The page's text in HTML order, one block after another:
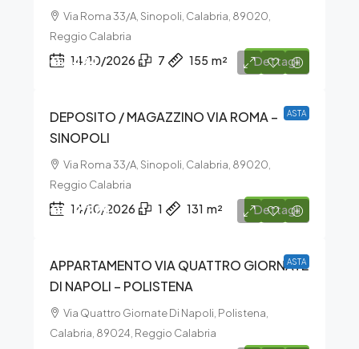
Via Roma 33/A, Sinopoli, Calabria, 89020,
Reggio Calabria
14/10/2026 7 155 m² Dettagli
ASTA
€7.424
DEPOSITO / MAGAZZINO VIA ROMA –
SINOPOLI
Via Roma 33/A, Sinopoli, Calabria, 89020,
Reggio Calabria
14/10/2026 1 131 m² Dettagli
ASTA
€129.225
APPARTAMENTO VIA QUATTRO GIORNATE
DI NAPOLI – POLISTENA
Via Quattro Giornate Di Napoli, Polistena,
Calabria, 89024, Reggio Calabria